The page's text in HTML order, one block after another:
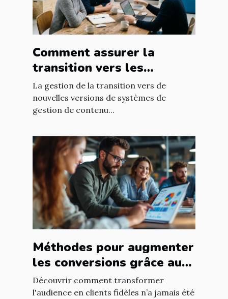
Comment assurer la
transition vers les
nouvelles versions de
systèmes de gestion de
contenu ?
La gestion de la transition vers de
nouvelles versions de systèmes de
gestion de contenu...
Méthodes pour augmenter
les conversions grâce au
ciblage marketing
Découvrir comment transformer
l'audience en clients fidèles n’a jamais été